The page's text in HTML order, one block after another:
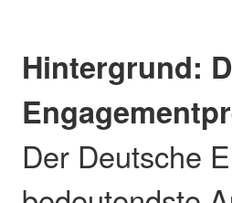
Hintergrund:
Der Deutsche